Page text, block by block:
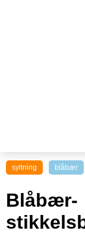
syltning blåbær
Blåbær-